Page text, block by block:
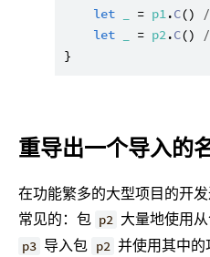
let
= p1.C()
let
= p2.C()
重导出一个导入的
在功能繁多的大型项目的开
常见的：包 p2 大量地使用
p3 导入包 p2 并使用其中的